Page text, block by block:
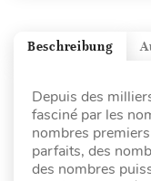
Beschreibung
Depuis des
fasciné par les
nombres
parfaits, des
des nombres